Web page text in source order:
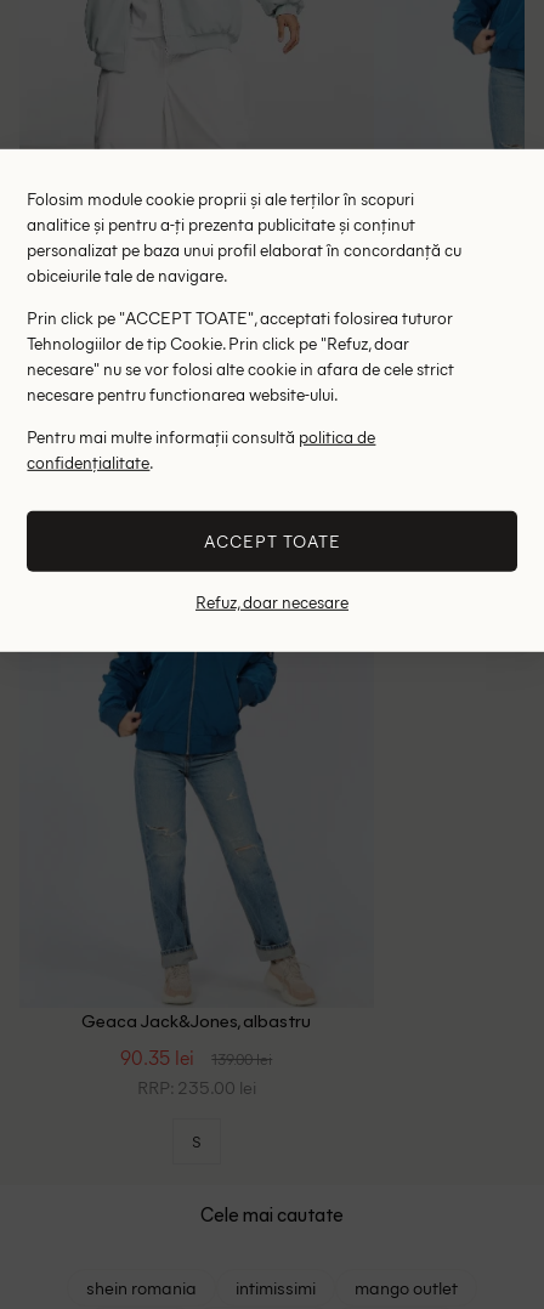
Geaca ASOS, bleu
71.64 lei 179.00 lei
RRP: 399.00 lei
Altii au fost interesati de
- 35%
Geaca Jack&Jones, albastru
90.35 lei 139.00 lei
RRP: 235.00 lei
S
Cele mai cautate
shein romania intimissimi
mango outlet
Folosim module cookie proprii și ale terților în scopuri
analitice și pentru a-ți prezenta publicitate și conținut
personalizat pe baza unui profil elaborat în concordanță cu
obiceiurile tale de navigare.
Prin click pe "ACCEPT TOATE", acceptati folosirea tuturor
Tehnologiilor de tip Cookie. Prin click pe "Refuz, doar
necesare" nu se vor folosi alte cookie in afara de cele strict
necesare pentru functionarea website-ului.
Pentru mai multe informații consultă politica de
confidențialitate.
ACCEPT TOATE
Refuz, doar necesare